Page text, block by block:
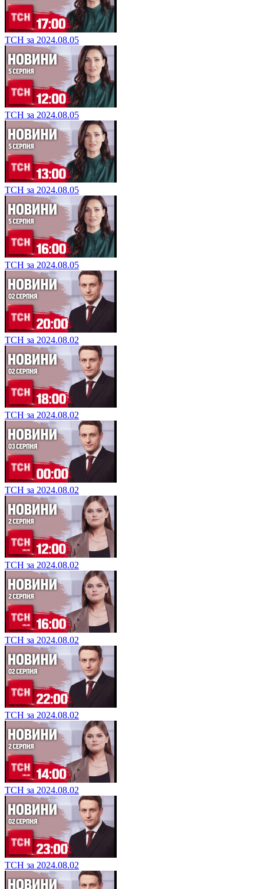
ТСН за 2024.08.05
ТСН за 2024.08.05
ТСН за 2024.08.05
ТСН за 2024.08.05
ТСН за 2024.08.02
ТСН за 2024.08.02
ТСН за 2024.08.02
ТСН за 2024.08.02
ТСН за 2024.08.02
ТСН за 2024.08.02
ТСН за 2024.08.02
ТСН за 2024.08.02